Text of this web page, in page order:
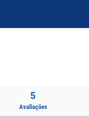
5
Avaliações